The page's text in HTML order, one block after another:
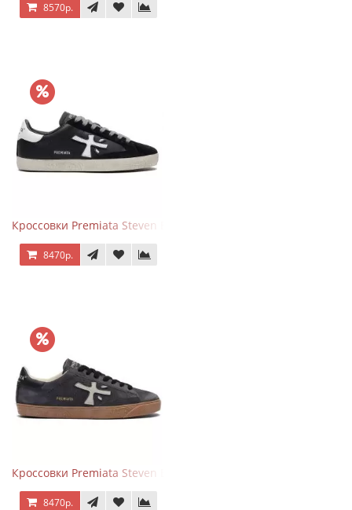
8570р.
Кроссовки Premiata Steven Black White
8470р.
Кроссовки Premiata Steven Black Graphite
8470р.